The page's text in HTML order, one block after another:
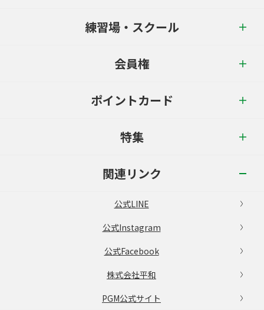
練習場・スクール
会員権
ポイントカード
特集
関連リンク
公式LINE
公式Instagram
公式Facebook
株式会社平和
PGM公式サイト